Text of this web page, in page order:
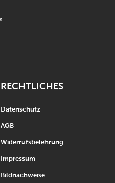
RECHTLICHES
Datenschutz
AGB
Widerrufsbelehrung
Impressum
Bildnachweise